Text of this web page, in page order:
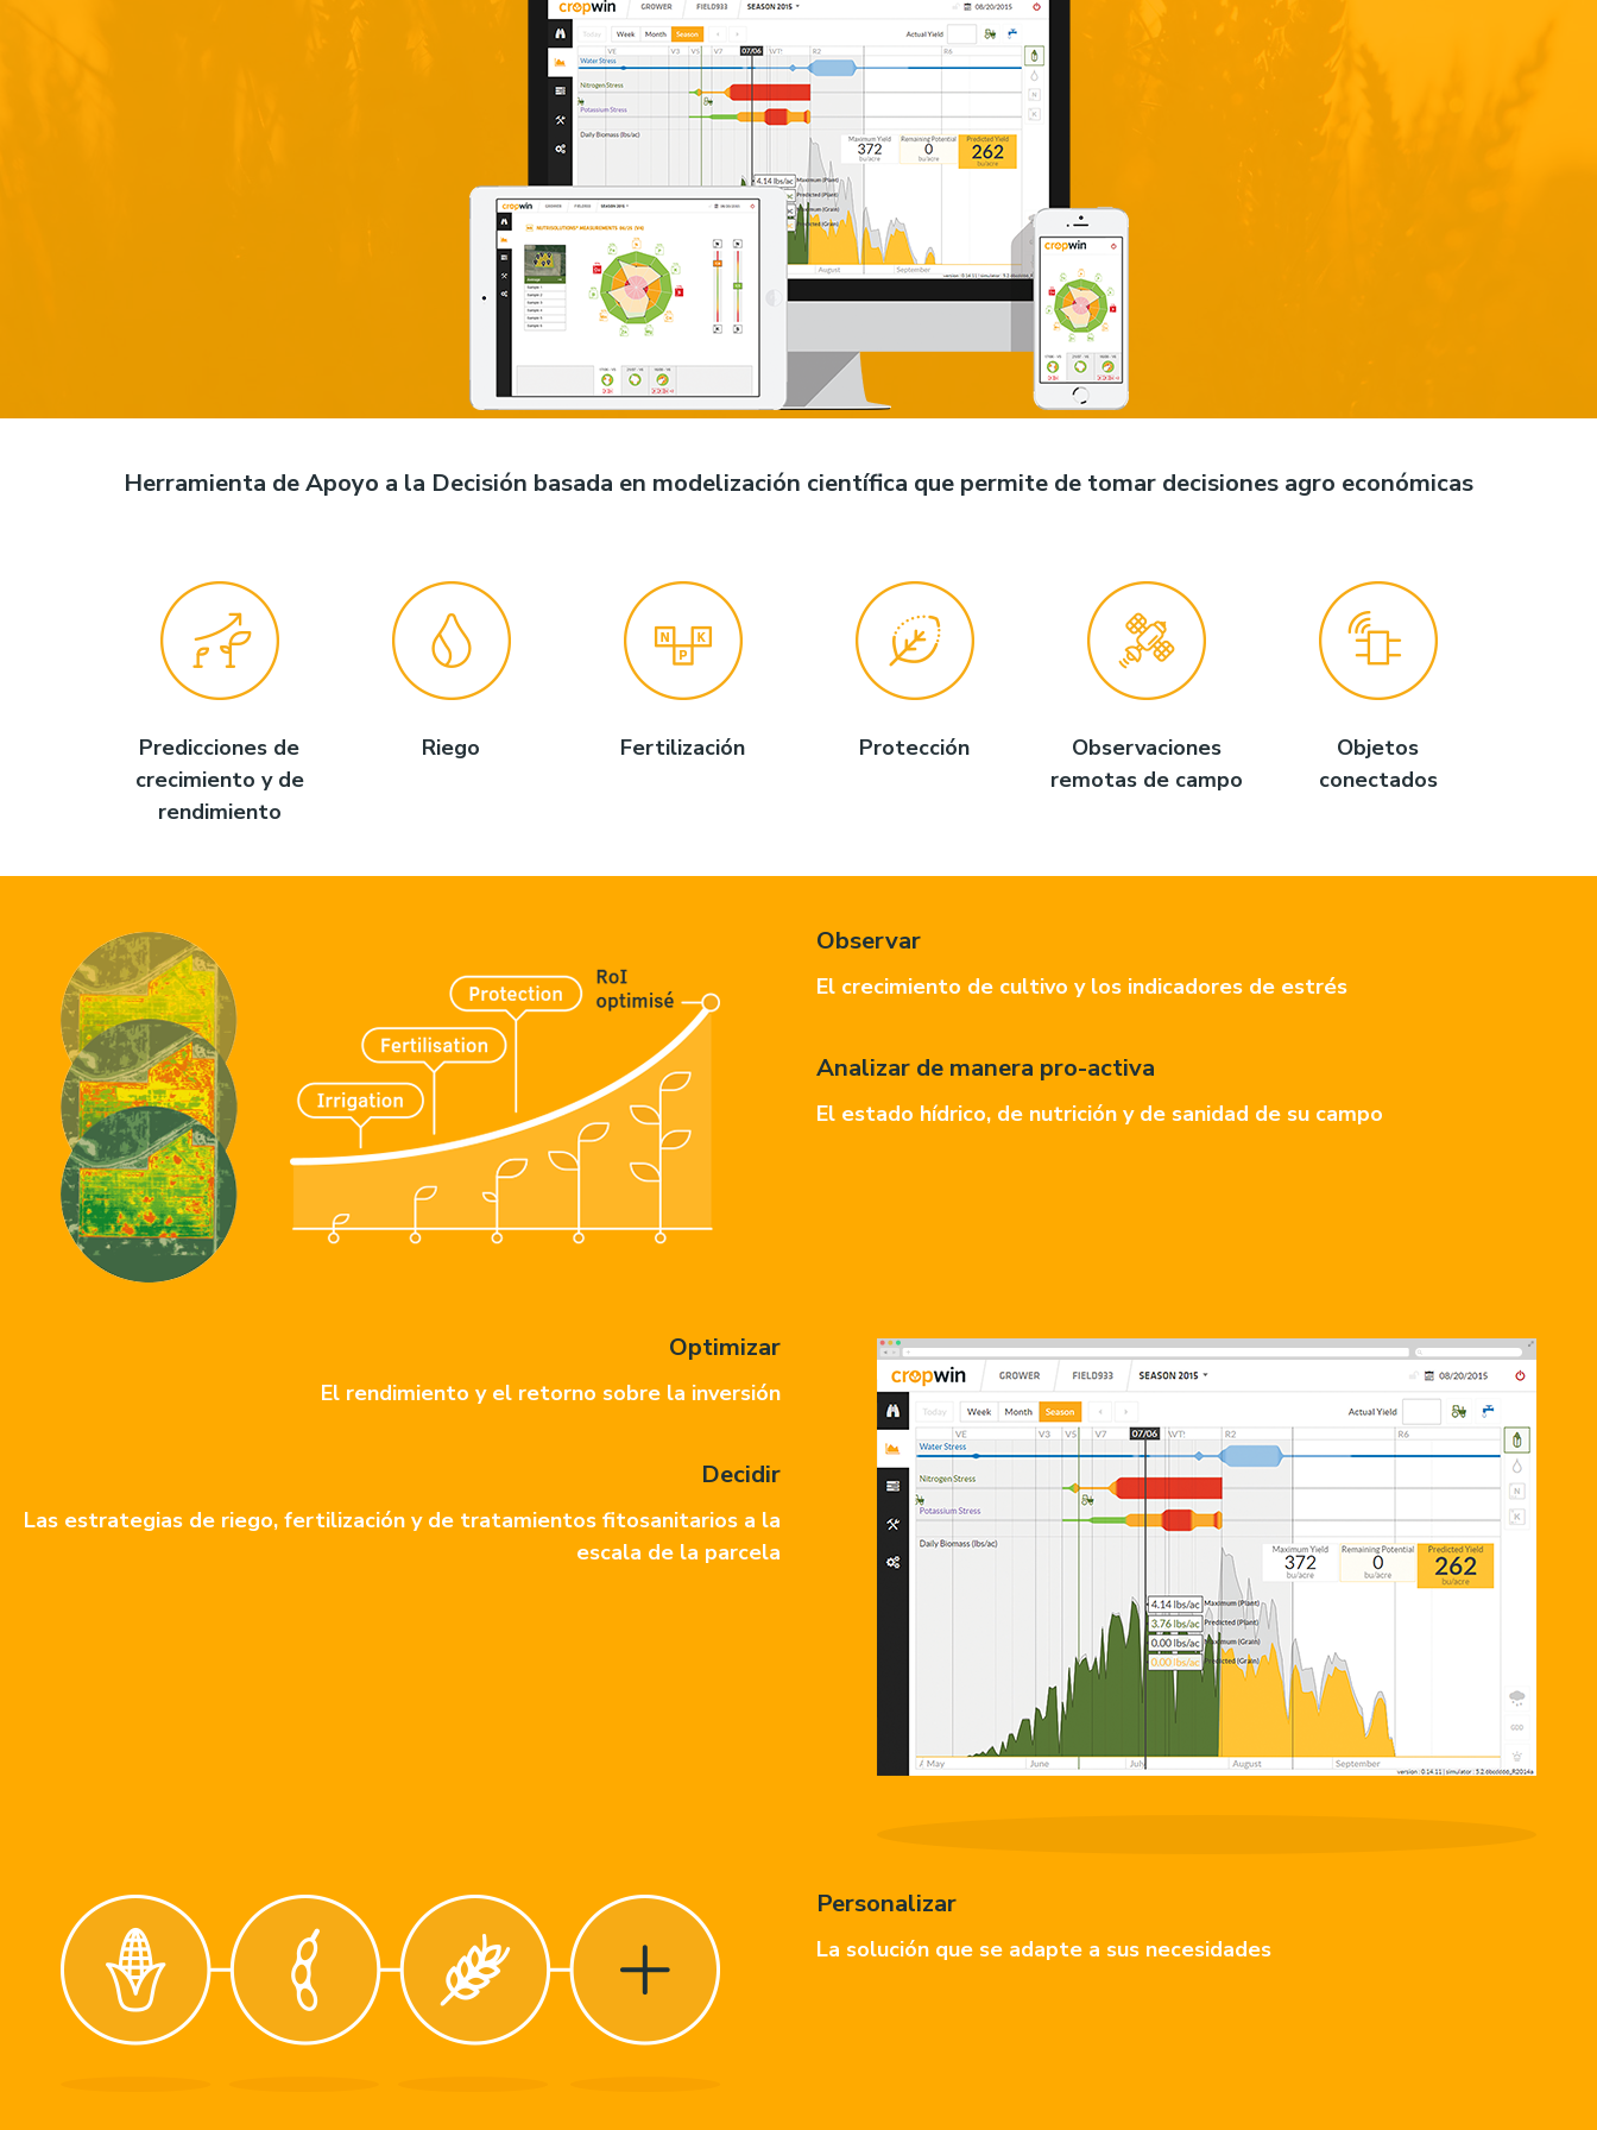
Herramienta de Apoyo a la Decisión basada en modelización científica que permite de tomar decisiones agro económicas
Predicciones de
crecimiento y de
rendimiento
Riego Fertilización Protección
Observaciones
remotas de campo
Objetos
conectados
Observar
El crecimiento de cultivo y los indicadores de estrés
Analizar de manera pro-activa
El estado hídrico, de nutrición y de sanidad de su campo
Optimizar
El rendimiento y el retorno sobre la inversión
Decidir
Las estrategias de riego, fertilización y de tratamientos fitosanitarios a la
escala de la parcela
Personalizar
La solución que se adapte a sus necesidades